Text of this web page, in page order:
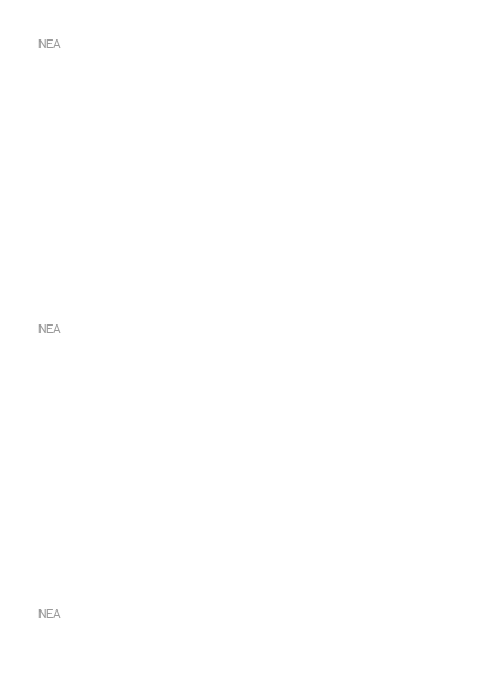
ΝΕΑ
ΝΕΑ
ΝΕΑ